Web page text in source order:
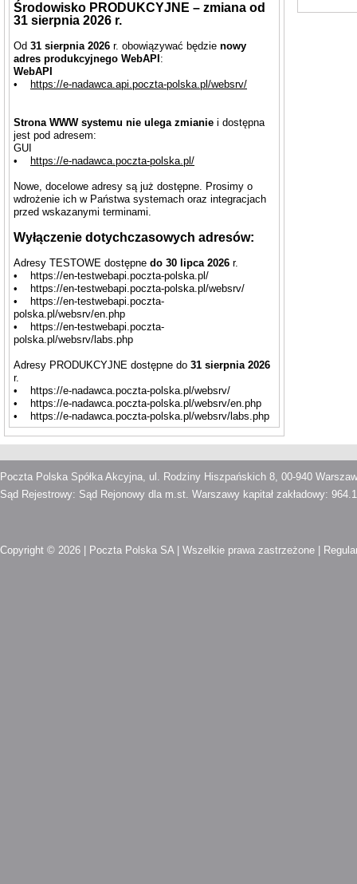
Środowisko PRODUKCYJNE – zmiana od
31 sierpnia 2026 r.
Od 31 sierpnia 2026 r. obowiązywać będzie nowy
adres produkcyjnego WebAPI :
WebAPI
•
https://e-nadawca.api.poczta-polska.pl/websrv/
Strona WWW systemu nie ulega zmianie i dostępna
jest pod adresem:
GUI
•
https://e-nadawca.poczta-polska.pl/
Nowe, docelowe adresy są już dostępne. Prosimy o
wdrożenie ich w Państwa systemach oraz integracjach
przed wskazanymi terminami.
Wyłączenie dotychczasowych adresów:
Adresy TESTOWE dostępne do 30 lipca 2026 r.
• https://en-testwebapi.poczta-polska.pl/
• https://en-testwebapi.poczta-polska.pl/websrv/
• https://en-testwebapi.poczta-
polska.pl/websrv/en.php
• https://en-testwebapi.poczta-
polska.pl/websrv/labs.php
Adresy PRODUKCYJNE dostępne do 31 sierpnia 2026
r.
• https://e-nadawca.poczta-polska.pl/websrv/
• https://e-nadawca.poczta-polska.pl/websrv/en.php
• https://e-nadawca.poczta-polska.pl/websrv/labs.php
Poczta Polska Spółka Akcyjna, ul. Rodziny Hiszpańskich 8, 00-940
Sąd Rejestrowy: Sąd Rejonowy dla m.st. Warszawy kapitał zakładowy:
Copyright © 2026 | Poczta Polska SA | Wszelkie prawa zastrzeżone |